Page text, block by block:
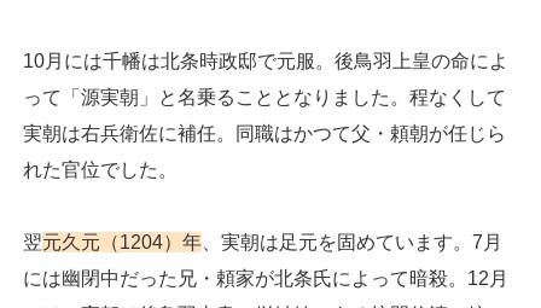
10月には千幡は北条時政邸で元服。後鳥羽上皇の命によ
って「源実朝」と名乗ることとなりました。程なくして
実朝は右兵衛佐に補任。同職はかつて父・頼朝が任じら
れた官位でした。
翌元久元（1204）年 、実朝は足元を固めています。7月
には幽閉中だった兄・頼家が北条氏によって暗殺。12月